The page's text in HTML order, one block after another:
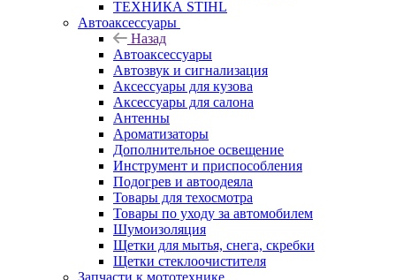
ТЕХНИКА STIHL
Автоаксессуары
Назад
Автоаксессуары
Автозвук и сигнализация
Аксессуары для кузова
Аксессуары для салона
Антенны
Ароматизаторы
Дополнительное освещение
Инструмент и приспособления
Подогрев и автоодеяла
Товары для техосмотра
Товары по уходу за автомобилем
Шумоизоляция
Щетки для мытья, снега, скребки
Щетки стеклоочистителя
Запчасти к мототехнике